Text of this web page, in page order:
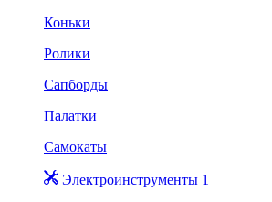
Коньки
Ролики
Сапборды
Палатки
Самокаты
Электроинструменты 1